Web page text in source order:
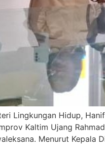
Lingkungan Hidup,
Kaltim Ujang
Menurut Kepala